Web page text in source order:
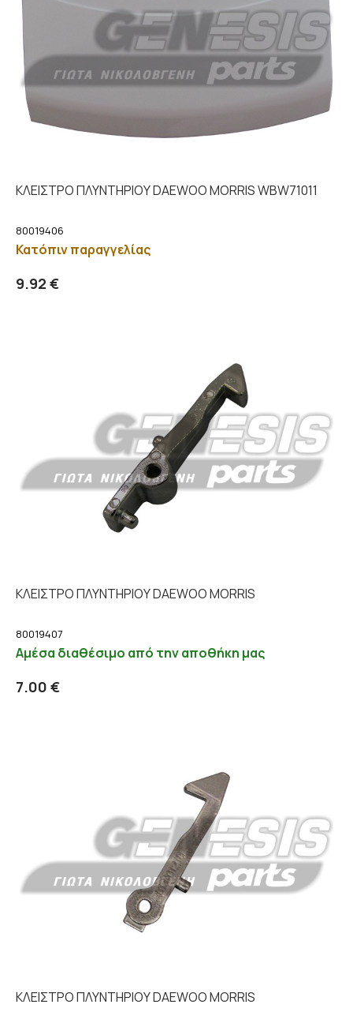
ΚΛΕΙΣΤΡΟ ΠΛΥΝΤΗΡΙΟΥ DAEWOO MORRIS WBW71011
80019406
Κατόπιν παραγγελίας
9.92 €
ΚΛΕΙΣΤΡΟ ΠΛΥΝΤΗΡΙΟΥ DAEWOO MORRIS
80019407
Αμέσα διαθέσιμο από την αποθήκη μας
7.00 €
Προσθήκη στο καλάθι
ΚΛΕΙΣΤΡΟ ΠΛΥΝΤΗΡΙΟΥ DAEWOO MORRIS